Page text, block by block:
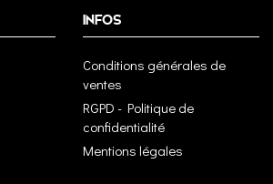
INFOS
Conditions générales de
ventes
RGPD - Politique de
confidentialité
Mentions légales